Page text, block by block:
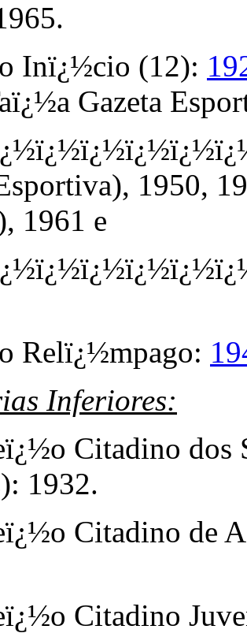
Inï¿½cio (12):
Gazeta
1950,
, 1961 e
Relï¿½mpago:
Inferiores:
Citadino dos
1932.
Citadino de
Citadino